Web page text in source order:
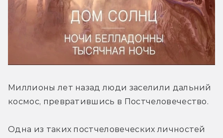
Миллионы лет назад люди заселили дальний
космос, превратившись в Постчеловечество.
Одна из таких постчеловеческих личностей